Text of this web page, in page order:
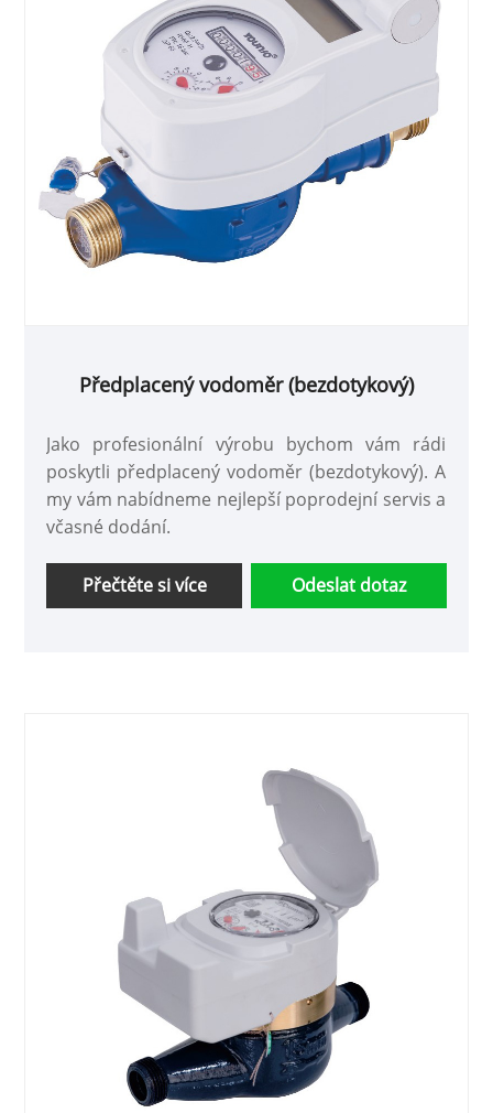
Předplacený vodoměr (bezdotykový)
Jako profesionální výrobu bychom vám rádi
poskytli předplacený vodoměr (bezdotykový). A
my vám nabídneme nejlepší poprodejní servis a
včasné dodání.
Přečtěte si více Odeslat dotaz